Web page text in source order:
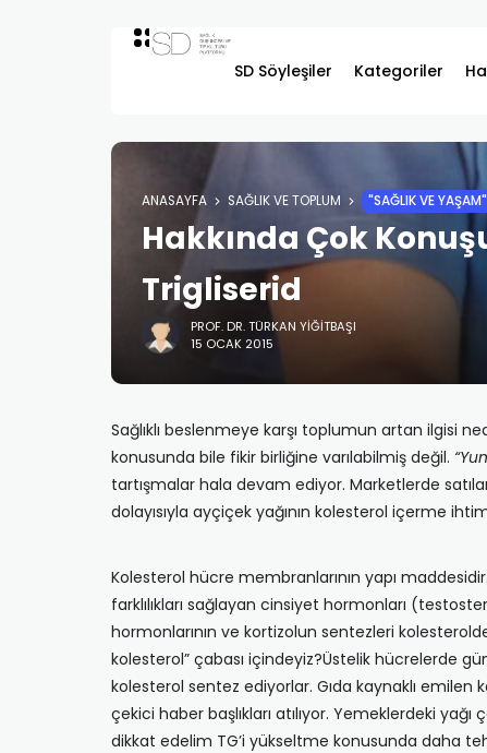
SD Söyleşiler Kategoriler
ANASAYFA SAĞLIK VE TOPLUM "SAĞLIK VE YAŞAM"
Hakkında Çok
Trigliserid
PROF. DR. TÜRKAN YIĞITBAŞI
15 OCAK 2015
Sağlıklı beslenmeye karşı toplumun artan ilgisi
konusunda bile fikir birliğine varılabilmiş değil.
tartışmalar hala devam ediyor. Marketlerde
dolayısıyla ayçiçek yağının kolesterol içerme
Kolesterol hücre membranlarının yapı
farklılıkları sağlayan cinsiyet hormonları
hormonlarının ve kortizolun sentezleri
kolesterol” çabası içindeyiz?Üstelik hücrelerde
kolesterol sentez ediyorlar. Gıda kaynaklı
çekici haber başlıkları atılıyor. Yemeklerdeki
dikkat edelim TG’i yükseltme konusunda daha